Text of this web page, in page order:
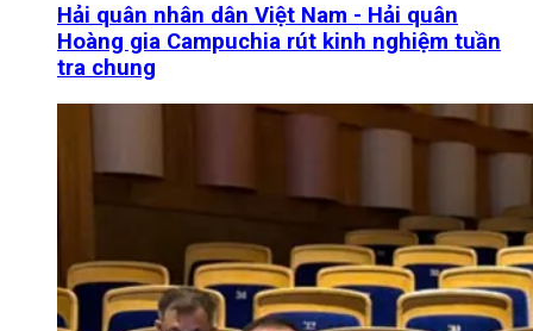
Hải quân nhân dân Việt Nam - Hải quân
Hoàng gia Campuchia rút kinh nghiệm tuần
tra chung